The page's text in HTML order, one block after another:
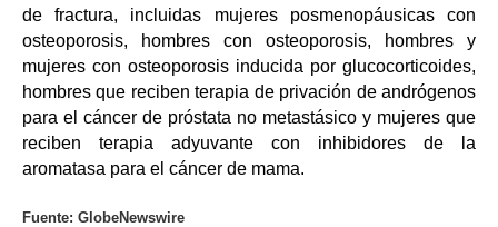
de fractura, incluidas mujeres posmenopáusicas con
osteoporosis, hombres con osteoporosis, hombres y
mujeres con osteoporosis inducida por glucocorticoides,
hombres que reciben terapia de privación de andrógenos
para el cáncer de próstata no metastásico y mujeres que
reciben terapia adyuvante con inhibidores de la
aromatasa para el cáncer de mama.
Fuente: GlobeNewswire